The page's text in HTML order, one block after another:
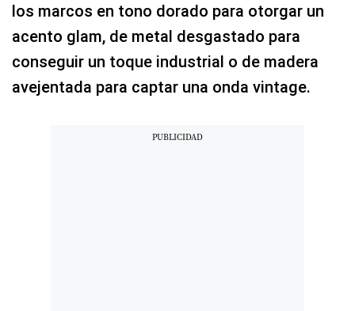
los marcos en tono dorado para otorgar un
acento glam, de metal desgastado para
conseguir un toque industrial o de madera
avejentada para captar una onda vintage.